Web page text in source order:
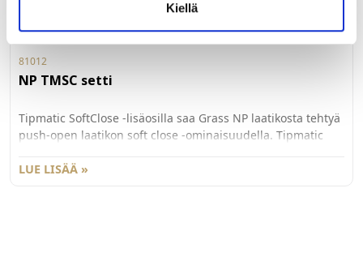
Kiellä
81012
NP TMSC setti
Tipmatic SoftClose -lisäosilla saa Grass NP laatikosta tehtyä
push-open laatikon soft close -ominaisuudella. Tipmatic
käytöstä. Ponnahdusvoimaa voi säätää kolmelle eri
LUE LISÄÄ »